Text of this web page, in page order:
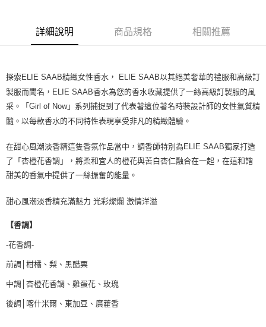
詳細說明 商品規格 相關推薦
探索ELIE SAAB精緻女性香水， ELIE SAAB以其絕美奢華的禮服和高級訂
製服而聞名，ELIE SAAB香水為您的香水收藏提供了一絲高級訂製服的風
采。「Girl of Now」系列捕捉到了代表著這位著名時裝設計師的女性氣質精
髓。以每款香水的不同特性表現享受非凡的精緻體驗。
在甜心風潮淡香精這隻香氛作品當中，調香師特別為ELIE SAAB獨家打造
了「杏橙花香調」，將柔和宜人的橙花與苦白杏仁融合在一起，在這和諧
甜美的香氣中提供了一絲振奮的能量。
甜心風潮淡香精充滿魅力 光彩燦爛 激情洋溢
【香調】
-花香調-
前調│柑橘、梨、黑醋栗
中調│杏橙花香調、雞蛋花、玫瑰
後調│喀什米爾、東加豆、廣藿香